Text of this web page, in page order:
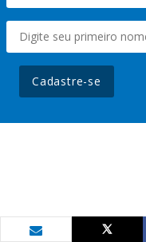
Cadastre-se